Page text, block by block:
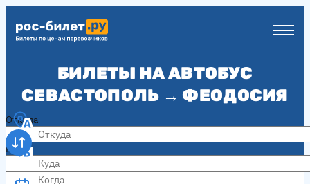
БИЛЕТЫ НА АВТОБУС
СЕВАСТОПОЛЬ → ФЕОДОСИЯ
Откуда
Куда
Когда